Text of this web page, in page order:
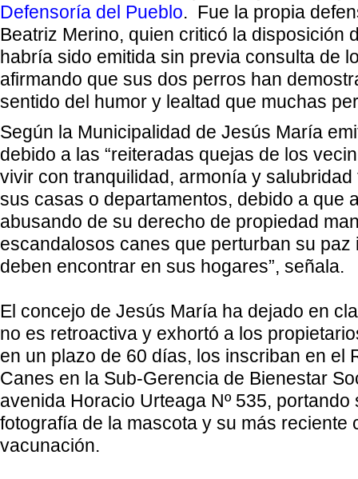
Defensoría del Pueblo. Fue la propia
Beatriz Merino, quien criticó la disposición
habría sido emitida sin previa consulta de
afirmando que sus dos perros han
sentido del humor y lealtad que muchas
Según la Municipalidad de Jesús María
debido a las “reiteradas quejas de los
vivir con tranquilidad, armonía y
sus casas o departamentos, debido a que
abusando de su derecho de propiedad
escandalosos canes que perturban su paz
deben encontrar en sus hogares”, señala.
El concejo de Jesús María ha dejado en
no es retroactiva y exhortó a los
en un plazo de 60 días, los inscriban en el
Canes en la Sub-Gerencia de Bienestar
avenida Horacio Urteaga Nº 535, portando
fotografía de la mascota y su más reciente
vacunación.